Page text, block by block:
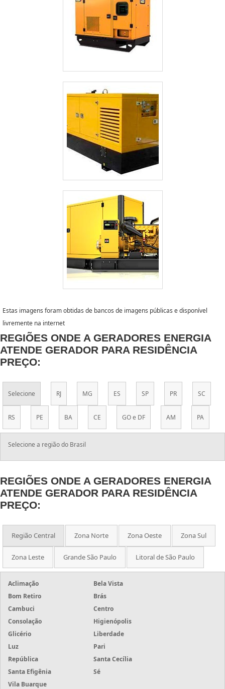
Estas imagens foram obtidas de bancos de imagens públicas e disponível
livremente na internet
REGIÕES ONDE A GERADORES ENERGIA
ATENDE GERADOR PARA RESIDÊNCIA
PREÇO:
Selecione RJ MG ES SP PR SC
RS PE BA CE GO e DF AM PA
Selecione a região do Brasil
REGIÕES ONDE A GERADORES ENERGIA
ATENDE GERADOR PARA RESIDÊNCIA
PREÇO:
Região Central Zona Norte Zona Oeste Zona Sul
Zona Leste Grande São Paulo Litoral de São Paulo
Aclimação
Bela Vista
Bom Retiro
Brás
Cambuci
Centro
Consolação
Higienópolis
Glicério
Liberdade
Luz
Pari
República
Santa Cecília
Santa Efigênia
Sé
Vila Buarque